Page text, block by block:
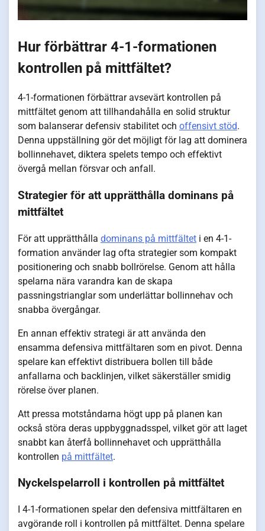
Hur förbättrar 4-1-formationen
kontrollen på mittfältet?
4-1-formationen förbättrar avsevärt kontrollen på
mittfältet genom att tillhandahålla en solid struktur
som balanserar defensiv stabilitet och offensivt stöd.
Denna uppställning gör det möjligt för lag att dominera
bollinnehavet, diktera spelets tempo och effektivt
övergå mellan försvar och anfall.
Strategier för att upprätthålla dominans på
mittfältet
För att upprätthålla dominans på mittfältet i en 4-1-
formation använder lag ofta strategier som kompakt
positionering och snabb bollrörelse. Genom att hålla
spelarna nära varandra kan de skapa
passningstrianglar som underlättar bollinnehav och
snabba övergångar.
En annan effektiv strategi är att använda den
ensamma defensiva mittfältaren som en pivot. Denna
spelare kan effektivt distribuera bollen till både
anfallarna och backlinjen, vilket säkerställer smidig
rörelse över planen.
Att pressa motståndarna högt upp på planen kan
också störa deras uppbyggnadsspel, vilket gör att laget
snabbt kan återfå bollinnehavet och upprätthålla
kontrollen på mittfältet.
Nyckelspelarroll i kontrollen på mittfältet
I 4-1-formationen spelar den defensiva mittfältaren en
avgörande roll i kontrollen på mittfältet. Denna spelare